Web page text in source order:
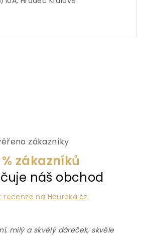
zákazníky
% zákazníků
náš obchod
recenze na Heureka.cz
milý a skvělý dáreček, skvěle